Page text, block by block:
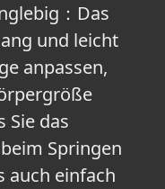
：Das
und leicht
anpassen,
Sie das
Springen
auch einfach